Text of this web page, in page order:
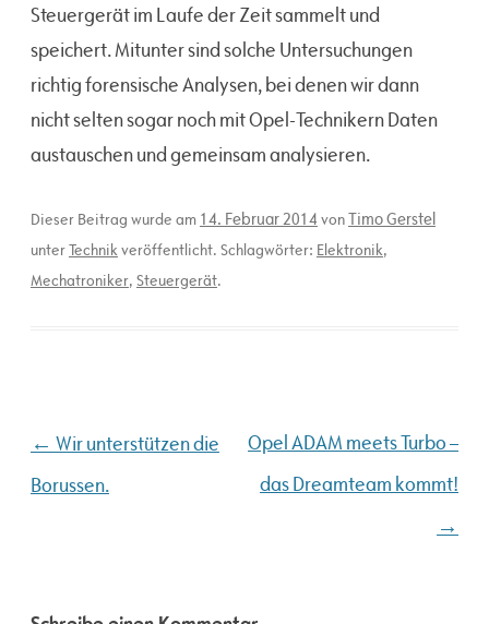
Steuergerät im Laufe der Zeit sammelt und
speichert. Mitunter sind solche Untersuchungen
richtig forensische Analysen, bei denen wir dann
nicht selten sogar noch mit Opel-Technikern Daten
austauschen und gemeinsam analysieren.
Dieser Beitrag wurde am 14. Februar 2014 vonTimo Gerstel
unterTechnikveröffentlicht. Schlagwörter: Elektronik,
Mechatroniker, Steuergerät.
Beitragsnavigation
← Wir unterstützen die
Borussen.
Opel ADAM meets Turbo –
das Dreamteam kommt!
→